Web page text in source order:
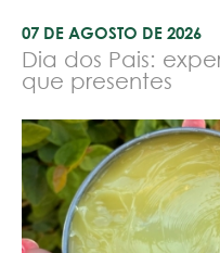
07 DE AGOSTO DE 2026
Dia dos Pais:
que presentes